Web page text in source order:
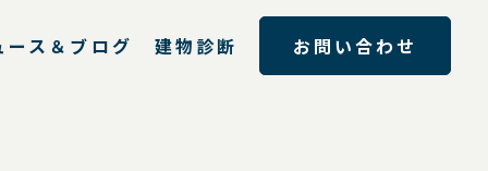
ース＆ブログ 建物診断 お問い合わせ